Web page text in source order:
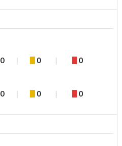
0 0 0
0 0 0